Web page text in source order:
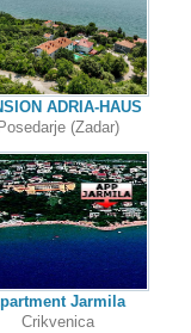
ADRIA-HAUS
Posedarje (Zadar)
Jarmila
Crikvenica